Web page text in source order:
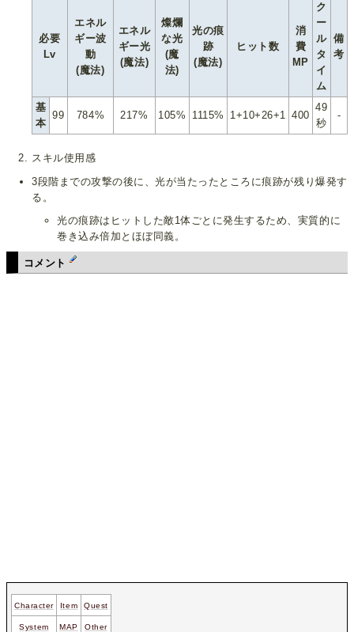
必要
Lv
エネル
ギー波
動
(魔法)
エネル
ギー光
(魔法)
燦爛
な光
(魔
法)
光の痕
跡
(魔法)
ヒット数
消
費
MP
ク
ー
ル
タ
イ
ム
備
考
基
本
99 784% 217% 105% 1115% 1+10+26+1 400
49
秒
-
スキル使用感
3段階までの攻撃の後に、光が当たったところに痕跡が残り爆発す
る。
光の痕跡はヒットした敵1体ごとに発生するため、実質的に
巻き込み倍加とほぼ同義。
コメント
Character Item Quest
System MAP Other